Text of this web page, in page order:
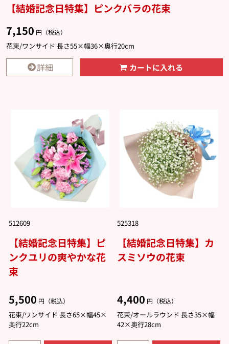
【結婚記念日特集】ピンクバラの花束
7,150 円（税込）
花束/ワンサイド 長さ55×幅36×奥行20cm
詳細 カートに入れる
512609
【結婚記念日特集】ピ
ンクユリの爽やかな花
束
5,500 円（税込）
花束/ワンサイド 長さ65×幅45×
奥行22cm
525318
【結婚記念日特集】カ
スミソウの花束
4,400 円（税込）
花束/オールラウンド 長さ35×幅
42×奥行28cm